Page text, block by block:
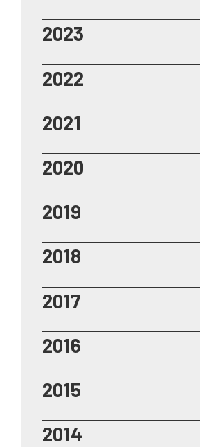
2023
2022
2021
2020
2019
2018
2017
2016
2015
2014